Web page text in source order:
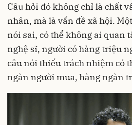
Câu hỏi đó không chỉ là chất
nhân, mà là vấn đề xã hội.
nói sai, có thể không ai quan
nghệ sĩ, người có hàng triệu
câu nói thiếu trách nhiệm có
ngàn người mua, hàng ngàn